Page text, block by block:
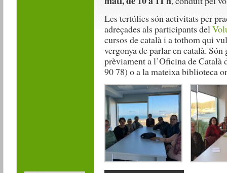
Les tertúlies són activitats per
adreçades als participants del
cursos de català i a tothom qui
vergonya de parlar en català.
prèviament a l’Oficina de
90 78) o a la mateixa biblioteca